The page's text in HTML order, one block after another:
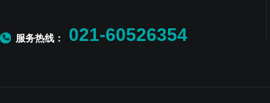
服务热线： 021-60526354